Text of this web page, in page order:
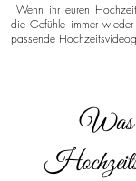
Wenn ihr euren
die Gefühle immer
passende
Was